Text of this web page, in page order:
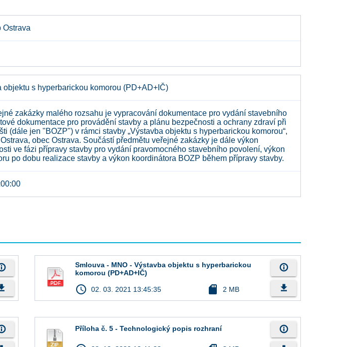
Ostrava
objektu s hyperbarickou komorou (PD+AD+IČ)
zakázky malého rozsahu je vypracování dokumentace pro vydání stavebního
dokumentace pro provádění stavby a plánu bezpečnosti a ochrany zdraví při
(dále jen "BOZP") v rámci stavby „Výstavba objektu s hyperbarickou komorou“,
obec Ostrava. Součástí předmětu veřejné zakázky je dále výkon
ve fázi přípravy stavby pro vydání pravomocného stavebního povolení, výkon
po dobu realizace stavby a výkon koordinátora BOZP během přípravy stavby.
Smlouva - MNO - Výstavba objektu s hyperbarickou
komorou (PD+AD+IČ)
access_time 02. 03. 2021 13:45:35 sd_card 2 MB
info_outline
file_download
Příloha č. 5 - Technologický popis rozhraní info_outline